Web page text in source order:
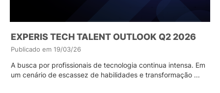
EXPERIS TECH TALENT OUTLOOK Q2 2026
Publicado em 19/03/26
A busca por profissionais de tecnologia continua intensa. Em
um cenário de escassez de habilidades e transformação ...